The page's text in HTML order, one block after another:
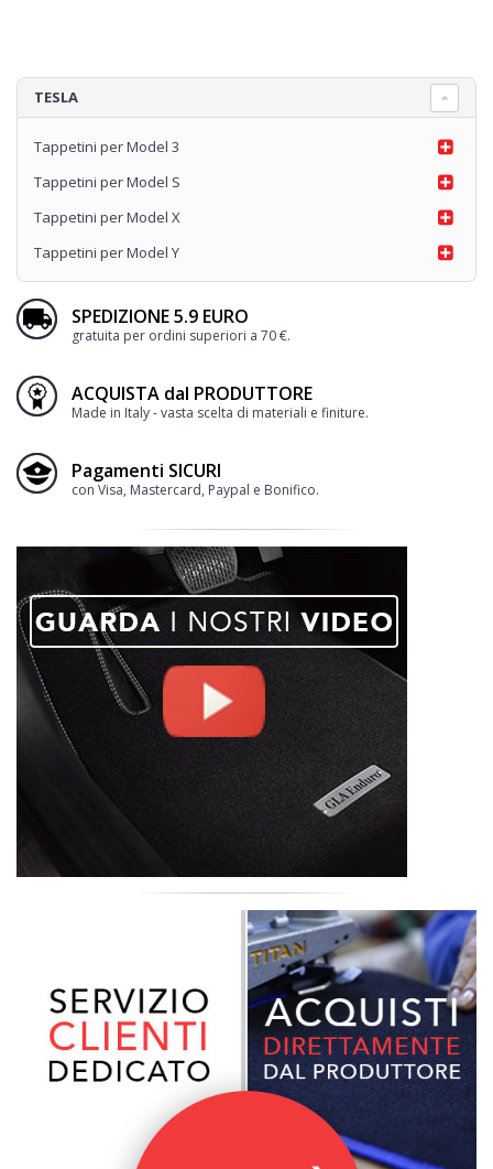
TESLA
Tappetini per Model 3
Tappetini per Model S
Tappetini per Model X
Tappetini per Model Y
SPEDIZIONE 5.9 EURO
gratuita per ordini superiori a 70 €.
ACQUISTA dal PRODUTTORE
Made in Italy - vasta scelta di materiali e finiture.
Pagamenti SICURI
con Visa, Mastercard, Paypal e Bonifico.